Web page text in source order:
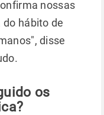
nossas
hábito de
disse
os